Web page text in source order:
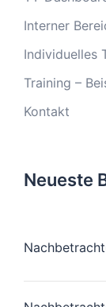
Interner
Individuelles
Training –
Kontakt
Neueste